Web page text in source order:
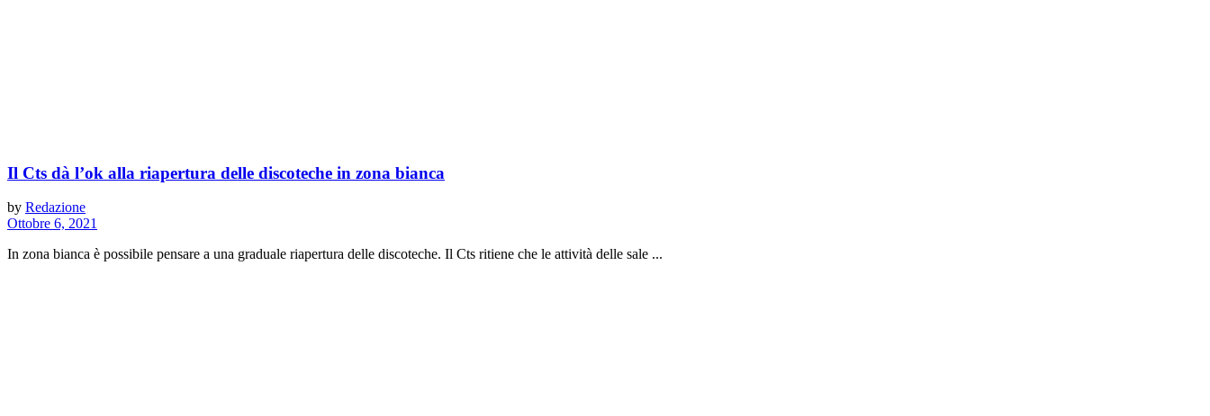
Il Cts dà l’ok alla riapertura delle discoteche in zona bianca
by Redazione
Ottobre 6, 2021
In zona bianca è possibile pensare a una graduale riapertura delle discoteche. Il Cts ritiene che le attività delle sale ...